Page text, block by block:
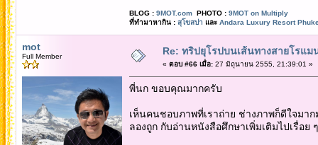
BLOG : 9MOT.comPHOTO : 9MOT on Multiply
ที่ทำมาหากิน : สุโขสปา และ Andara Luxury Resort
mot
Full Member Re: ทริปยุโรปบนเส้นทางสายโรแม
« ตอบ #66 เมื่อ:27 มิถุนายน 2555, 21:39:01 »
พี่นก ขอบคุณมากครับ
เห็นคนชอบภาพที่เราถ่าย ช่างภาพก็ดีใจม
ลองถูก กับอ่านหนังสือศึกษาเพิ่มเติมไปเรื่อย